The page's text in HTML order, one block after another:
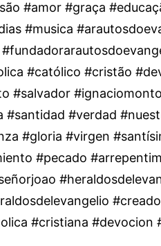
#amor #graça
#musica
#católico #cristão
#salvador
#santidad #verdad
#gloria #virgen
#pecado
#cristiana #devocion